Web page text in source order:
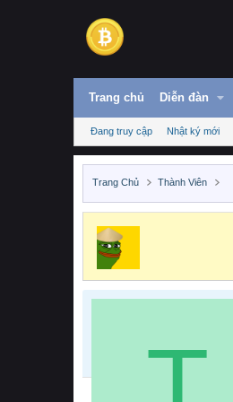
Trang chủ Diễn đàn
Đang truy cập Nhật ký mới
Trang Chủ Thành Viên